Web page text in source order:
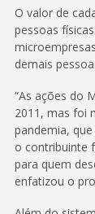
O valor de
pessoas
demais
“As ações do
2011, mas foi
pandemia,
o contribuinte
para quem
enfatizou o